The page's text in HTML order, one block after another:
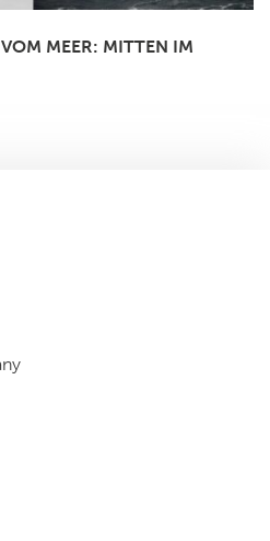
MEER: MITTEN IM